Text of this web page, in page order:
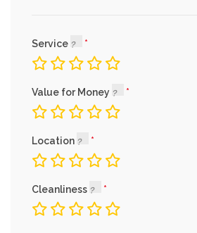
Service
Value for Money
Location
Cleanliness